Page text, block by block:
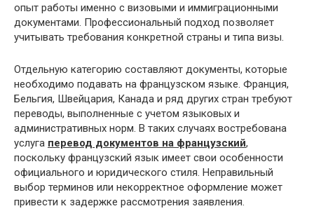
опыт работы именно с визовыми и иммиграционными
документами. Профессиональный подход позволяет
учитывать требования конкретной страны и типа визы.
Отдельную категорию составляют документы, которые
необходимо подавать на французском языке. Франция,
Бельгия, Швейцария, Канада и ряд других стран требуют
переводы, выполненные с учетом языковых и
административных норм. В таких случаях востребована
услуга перевод документов на французский,
поскольку французский язык имеет свои особенности
официального и юридического стиля. Неправильный
выбор терминов или некорректное оформление может
привести к задержке рассмотрения заявления.